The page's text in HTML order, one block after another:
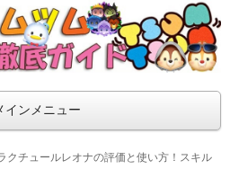
ムツム攻略・裏ワザ徹底
手が届くツムツム攻略サイト！新ツ
ツムを120％楽しめるサイトを目指し
ンメニュー
クチュールレオナの評価と使い方！スキル